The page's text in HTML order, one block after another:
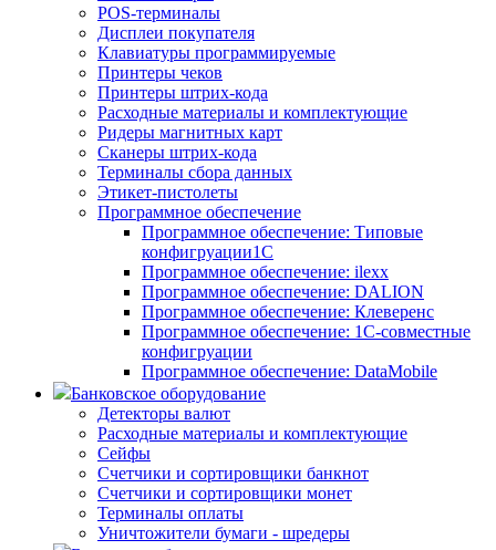
POS-терминалы
Дисплеи покупателя
Клавиатуры программируемые
Принтеры чеков
Принтеры штрих-кода
Расходные материалы и комплектующие
Ридеры магнитных карт
Сканеры штрих-кода
Терминалы сбора данных
Этикет-пистолеты
Программное обеспечение
Программное обеспечение: Типовые
конфигруации1С
Программное обеспечение: ilexx
Программное обеспечение: DALION
Программное обеспечение: Клеверенс
Программное обеспечение: 1С-совместные
конфигруации
Программное обеспечение: DataMobile
Банковское оборудование
Детекторы валют
Расходные материалы и комплектующие
Сейфы
Счетчики и сортировщики банкнот
Счетчики и сортировщики монет
Терминалы оплаты
Уничтожители бумаги - шредеры